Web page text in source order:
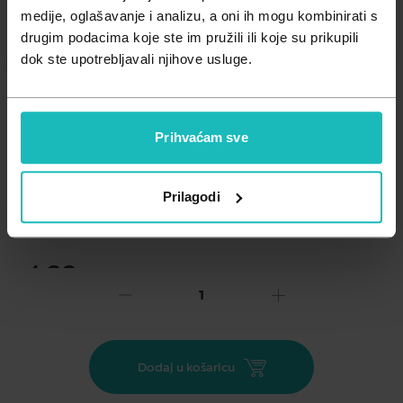
medije, oglašavanje i analizu, a oni ih mogu kombinirati s
drugim podacima koje ste im pružili ili koje su prikupili
dok ste upotrebljavali njihove usluge.
Prihvaćam sve
Prilagodi
Zdravlje muškarca
Zdravlje žene
Minerali
Probiotici i prebiotici
Važna obavijest prema Zakonu o zaštiti potrošača..
4,38
Eterično ulje mandarine (Citrus reticulata) je ulje slatke,
citrusne arome. Djeluje smirujuće i blago hipnotički te se
Dodaj u košaricu